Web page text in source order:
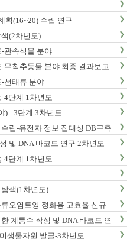
획(16~20) 수립 연구
(2차년도)
관속식물 분야
무척추동물 분야 최종 결과보고
선태류 분야
4단계 1차년도
) : 3단계 3차년도
립-유전자 정보 집대성 DB구축
및 DNA 바코드 연구 2차년도
4단계 1차년도
색(1차년도)
오염토양 정화용 고효율 신규
계통수 작성 및 DNA 바코드 연
생물자원 발굴-3차년도